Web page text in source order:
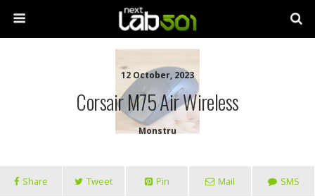
12 October, 2023
Corsair M75 Air Wireless
Monstru
Share Tweet Pin Mail SMS